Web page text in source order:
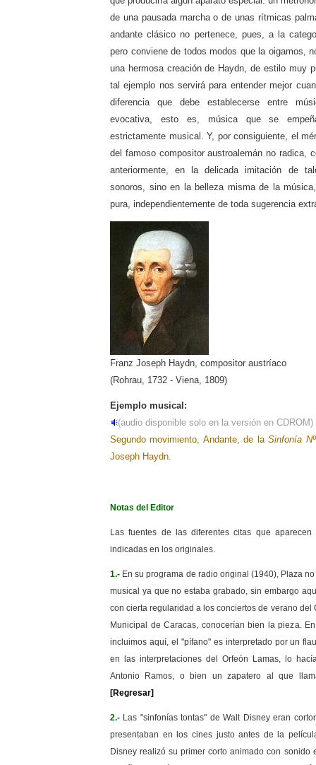
de una pausada marcha o de unas rítmicas
andante clásico no pertenece, pues, a la
pero conviene de todos modos que la oigamos,
una hermosa creación de Haydn, de estilo muy
tal ejemplo nos servirá para entender mejor
diferencia que debe establecerse entre
evocativa, esto es, música que se
estrictamente musical. Y, por consiguiente, el
del famoso compositor austroalemán no radica,
anteriormente, en la delicada imitación de
sonoros, sino en la belleza misma de la
pura, independientemente de toda sugerencia
Franz Joseph Haydn, compositor austríaco
(Rohrau, 1732 - Viena, 1809)
Ejemplo musical:
(audio disponible solo en la versión en CDROM)
Segundo movimiento, Andante, de laSinfonía
Joseph Haydn.
Notas del Editor
Las fuentes de las diferentes citas que
indicadas en los originales.
1.- En su programa de radio original (1940), Plaza
musical ya que no estaba grabado, sin embargo
con cierta regularidad a los conciertos de verano del
Municipal de Caracas, conocerían bien la pieza.
incluimos aquí, el "pífano" es interpretado por un
en las interpretaciones del Orfeón Lamas, lo
Antonio Ramos, o bien un zapatero al que
[Regresar]
2.- Las "sinfonías tontas" de Walt Disney eran
presentaban en los cines justo antes de la
Disney realizó su primer corto animado con sonido